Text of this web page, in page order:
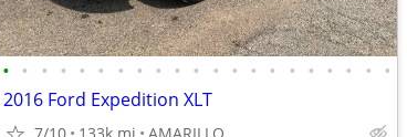
• • • • • • • • • • • • • • • • • • • • •
2016 Ford Expedition XLT